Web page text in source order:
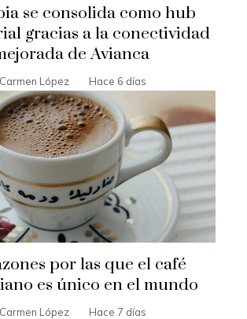
se consolida como hub
gracias a la conectividad
de Avianca
Carmen López Hace 6 días
por las que el café
es único en el mundo
Carmen López Hace 7 días